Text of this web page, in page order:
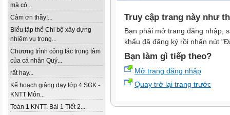
mà có...
Cảm ơn thầy!...
Biểu tập thể Chi bộ xây dựng
nhiệm vụ trọng...
Chương trình công tác trọng tâm
của cá nhân Quý...
rất hay...
Kế hoạch giảng dạy lớp 4 SGK -
KNTT Môn...
Toán 1 KNTT. Bài 1 Tiết 2....
Truy cập trang này như
Bạn phải mở trang đăng nhập,
khẩu đã đăng ký rồi nhấn nút
Bạn làm gì tiếp theo?
Mở trang đăng nhập
Quay trở lại trang trước